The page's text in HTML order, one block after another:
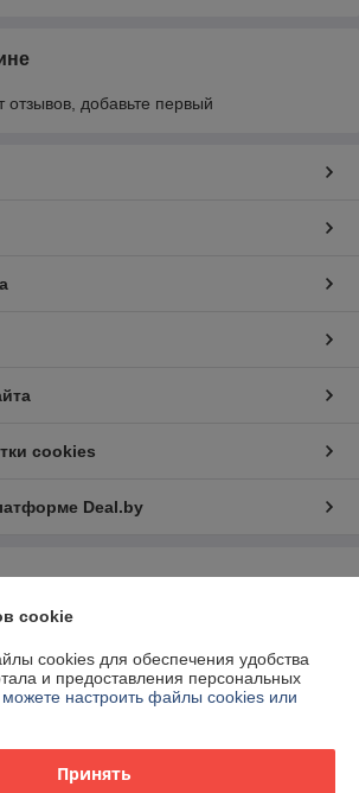
отзывов, добавьте первый
cookies
Deal.by
с ограниченной ответственностью "2БС"
ЕГР: 391520404
Витебский РИК
cookie
cookies для обеспечения удобства
и предоставления персональных
настроить файлы cookies или
Принять